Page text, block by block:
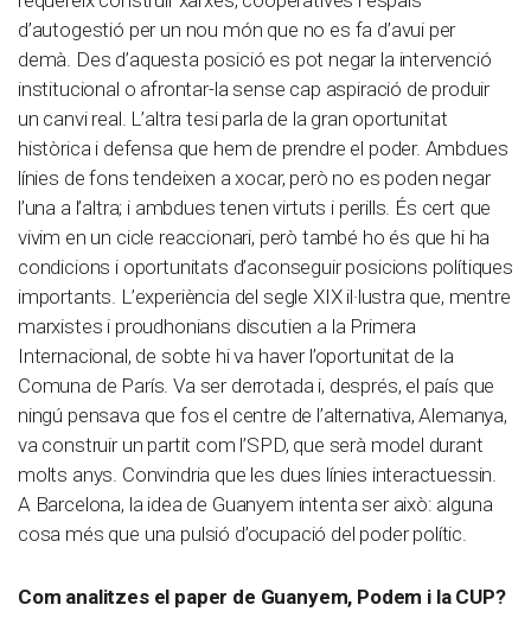
d’autogestió per un nou món que no es fa d’avui per
demà. Des d’aquesta posició es pot negar la intervenció
institucional o afrontar-la sense cap aspiració de produir
un canvi real. L’altra tesi parla de la gran oportunitat
històrica i defensa que hem de prendre el poder. Ambdues
línies de fons tendeixen a xocar, però no es poden negar
l’una a l’altra; i ambdues tenen virtuts i perills. És cert que
vivim en un cicle reaccionari, però també ho és que hi ha
condicions i oportunitats d’aconseguir posicions polítiques
importants. L’experiència del segle XIX il·lustra que, mentre
marxistes i proudhonians discutien a la Primera
Internacional, de sobte hi va haver l’oportunitat de la
Comuna de París. Va ser derrotada i, després, el país que
ningú pensava que fos el centre de l’alternativa, Alemanya,
va construir un partit com l’SPD, que serà model durant
molts anys. Convindria que les dues línies interactuessin.
A Barcelona, la idea de Guanyem intenta ser això: alguna
cosa més que una pulsió d’ocupació del poder polític.
Com analitzes el paper de Guanyem, Podem i la CUP?